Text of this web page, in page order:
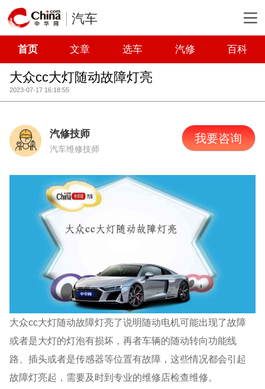
汽车
首页 文章 选车 汽修 百科
大众cc大灯随动故障灯亮
2023-07-17 16:18:55
汽修技师
汽车维修技师
我要咨询
大众cc大灯随动故障灯亮了说明随动电机可能出现了故障
或者是大灯的灯泡有损坏，再者车辆的随动转向功能线
路、插头或者是传感器等位置有故障，这些情况都会引起
故障灯亮起，需要及时到专业的维修店检查维修。